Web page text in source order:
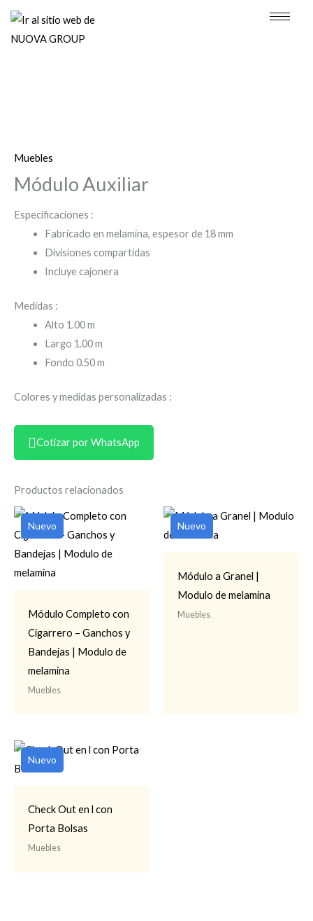
contenido
Muebles
Módulo Auxiliar
Especificaciones :
Fabricado en melamina, espesor de 18 mm
Divisiones compartidas
Incluye cajonera
Medidas :
Alto 1.00 m
Largo 1.00 m
Fondo 0.50 m
Colores y medidas personalizadas :
Cotizar por WhatsApp
Productos relacionados
Nuevo
Módulo Completo con
Cigarrero – Ganchos y
Bandejas | Modulo de
melamina
Muebles
Nuevo
Módulo a Granel |
Modulo de melamina
Muebles
Nuevo
Check Out en l con
Porta Bolsas
Muebles